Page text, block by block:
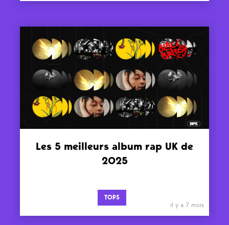
Les 5 meilleurs album rap UK de
2025
TOPS
il y a 7 mois